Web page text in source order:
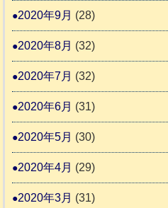
2020年9月 (28)
2020年8月 (32)
2020年7月 (32)
2020年6月 (31)
2020年5月 (30)
2020年4月 (29)
2020年3月 (31)